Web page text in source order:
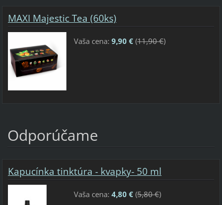
MAXI Majestic Tea (60ks)
Vaša cena: 9,90 €(11,90 €)
Odporúčame
Kapucínka tinktúra - kvapky- 50 ml
Vaša cena: 4,80 €(5,80 €)